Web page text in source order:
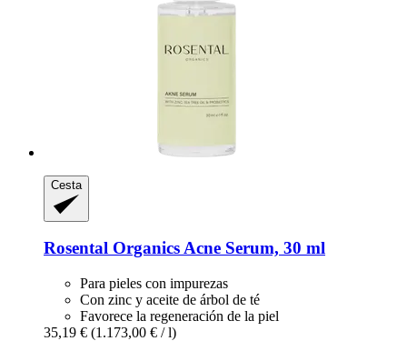
Cesta
Rosental OrganicsAcne Serum, 30 ml
Para pieles con impurezas
Con zinc y aceite de árbol de té
Favorece la regeneración de la piel
35,19 € (1.173,00 € / l)